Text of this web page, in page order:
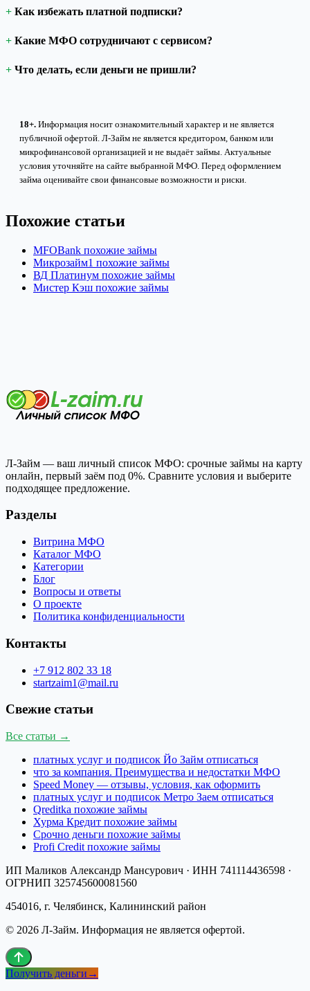
Как избежать платной подписки?
Какие МФО сотрудничают с сервисом?
Что делать, если деньги не пришли?
18+. Информация носит ознакомительный характер и не является
публичной офертой. Л-Займ не является кредитором, банком или
микрофинансовой организацией и не выдаёт займы. Актуальные
условия уточняйте на сайте выбранной МФО. Перед оформлением
займа оценивайте свои финансовые возможности и риски.
Похожие статьи
MFOBank похожие займы
Микрозайм1 похожие займы
ВД Платинум похожие займы
Мистер Кэш похожие займы
Л-Займ — ваш личный список МФО: срочные займы на карту
онлайн, первый заём под 0%. Сравните условия и выберите
подходящее предложение.
Разделы
Витрина МФО
Каталог МФО
Категории
Блог
Вопросы и ответы
О проекте
Политика конфиденциальности
Контакты
+7 912 802 33 18
startzaim1@mail.ru
Свежие статьи
Все статьи →
платных услуг и подписок Йо Займ отписаться
что за компания. Преимущества и недостатки МФО
Speed Money — отзывы, условия, как оформить
платных услуг и подписок Метро Заем отписаться
Qreditka похожие займы
Хурма Кредит похожие займы
Срочно деньги похожие займы
Profi Credit похожие займы
ИП Маликов Александр Мансурович · ИНН 741114436598 ·
ОГРНИП 325745600081560
454016, г. Челябинск, Калининский район
© 2026 Л-Займ. Информация не является офертой.
Получить деньги →